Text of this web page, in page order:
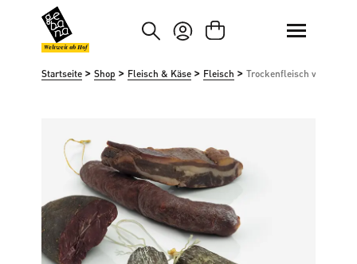
Hauptinhalt springen
Zur Suche springen
Weltweit ab Hof
Startseite > Shop > Fleisch & Käse > Fleisch > Trockenfleisch von